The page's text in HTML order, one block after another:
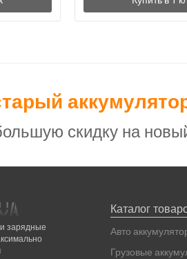
скидку на
зарядные
Каталог
Авто
Грузовые